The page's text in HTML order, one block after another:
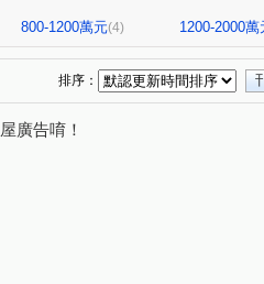
800-1200萬元(4) 1200-2000萬
排序：
廣告唷！